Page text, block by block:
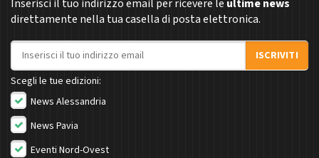
Inserisci il tuo indirizzo email per ricevere le ultime news
direttamente nella tua casella di posta elettronica.
Indirizzo email
ISCRIVITI
Scegli le tue edizioni:
News Alessandria
News Pavia
Eventi Nord-Ovest